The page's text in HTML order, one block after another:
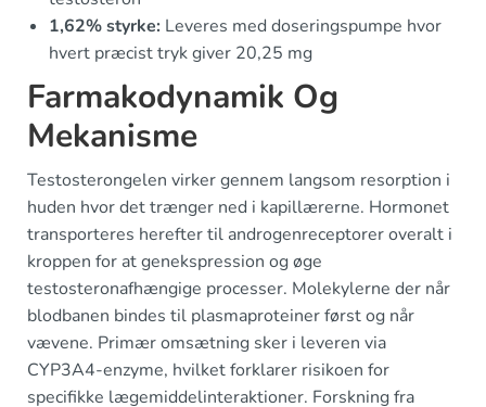
1,62% styrke: Leveres med doseringspumpe hvor
hvert præcist tryk giver 20,25 mg
Farmakodynamik Og
Mekanisme
Testosterongelen virker gennem langsom resorption i
huden hvor det trænger ned i kapillærerne. Hormonet
transporteres herefter til androgenreceptorer overalt i
kroppen for at genekspression og øge
testosteronafhængige processer. Molekylerne der når
blodbanen bindes til plasmaproteiner først og når
vævene. Primær omsætning sker i leveren via
CYP3A4-enzyme, hvilket forklarer risikoen for
specifikke lægemiddelinteraktioner. Forskning fra